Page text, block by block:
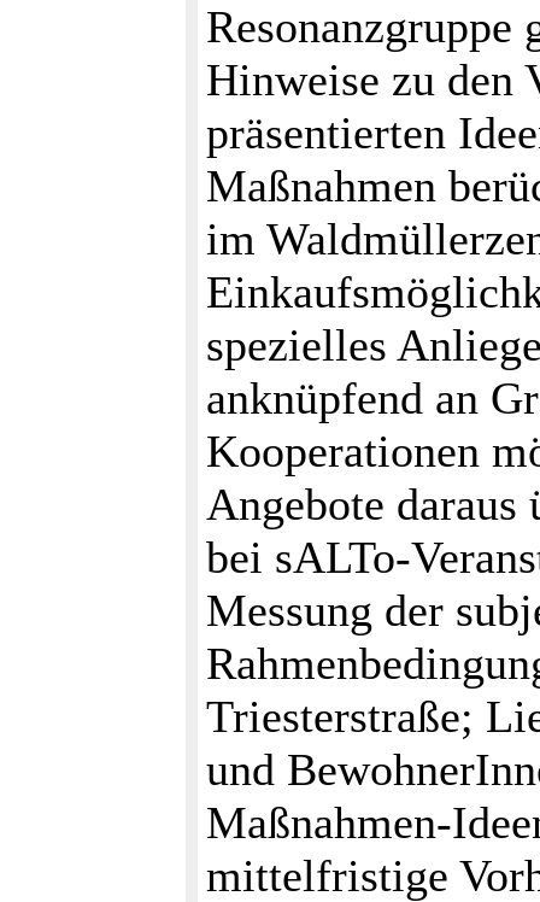
Resonanzgruppe
Hinweise zu den
präsentierten
Maßnahmen
im
spezielles
anknüpfend an
Kooperationen
Angebote daraus
bei sALTo-
Messung der
Triesterstraße;
und
Maßnahmen-
mittelfristige